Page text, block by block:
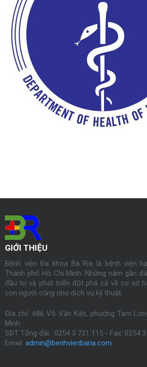
GIỚI THIỆU
Bệnh viện Đa khoa Bà Rịa là bệnh viện
Thành phố Hồ Chí Minh. Những năm gần
đầu tư và phát triển đột phá cả về cơ sở
con người cũng như dịch vụ kỹ thuật.
Địa chỉ: 686 Võ Văn Kiệt, phường Tam
Minh
SĐT Tổng đài: 0254 3 731 115 - Fax: 0254
Email: admin@benhvienbaria.com